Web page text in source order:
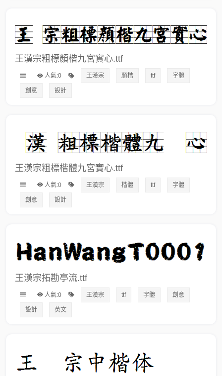
王漢宗粗標顏楷九宮實心.ttf
人氣:0 王漢宗 顏楷 ttf 字體
創意 設計
王漢宗粗標楷體九宮實心.ttf
人氣:0 王漢宗 楷體 ttf 字體
創意 設計
王漢宗拓勘亭流.ttf
人氣:0 王漢宗 ttf 字體 創意
設計 英文